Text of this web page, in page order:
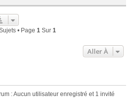
• Page 1 Sur 1
Aller À
: Aucun utilisateur enregistré et 1 invité